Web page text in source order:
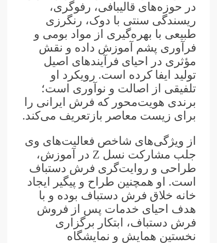
در حوزه‌های قالیبافی، رفوگری،
ریسندگی سنتی با دوک، رنگرزی
طبیعی با بهره‌گیری از مواد بومی و
فرآوری پشم آموزش داده و نقش
مؤثری در احیای فرآیندهای اصیل
تولید ایفا کرده است. رویکرد او
تلفیقی از اصالت و نوآوری است؛
برندی هویت‌محور که فرش ایرانی را
برای زیست معاصر بازتعریف می‌کند.
از ویژگی‌های شاخص فعالیت‌های وی
جلب مشارکت نسل Z در آموزش،
طراحی و روایت‌گری فرش دستباف
است. او همچنین طراح و پیگیر ایجاد
خانه خلاق فرش دستباف بوده و با
هدف احیای خدمات پس از فروش
فرش دستباف، ابتکار برگزاری
نخستین همایش و نمایشگاه